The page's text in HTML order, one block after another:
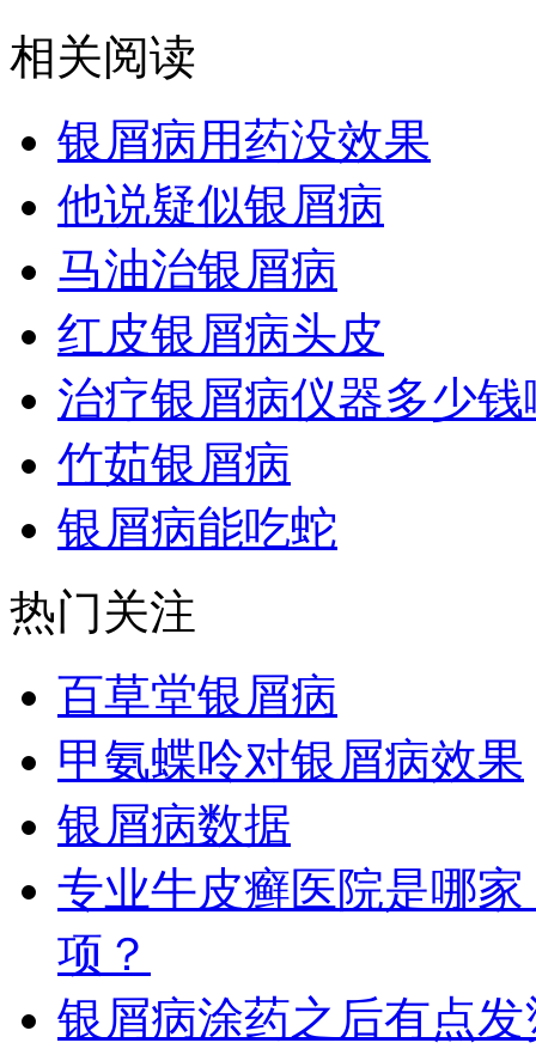
相关阅读
银屑病用药没效果
他说疑似银屑病
马油治银屑病
红皮银屑病头皮
治疗银屑病仪器多少钱
竹茹银屑病
银屑病能吃蛇
热门关注
百草堂银屑病
甲氨蝶呤对银屑病效果
银屑病数据
专业牛皮癣医院是哪
项？
银屑病涂药之后有点发